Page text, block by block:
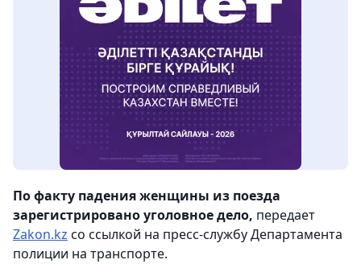
По факту падения женщины из поезда
зарегистрировано уголовное дело, передает
Zakon.kz со ссылкой на пресс-службу Департамента
полиции на транспорте.